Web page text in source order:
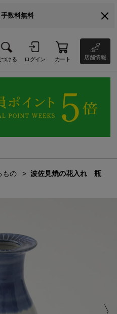
数料無料
つける ログイン カート 店舗情報
もの
波佐見焼の花入れ 瓶